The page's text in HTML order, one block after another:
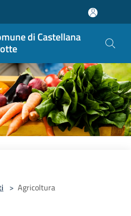
di Castellana
> Agricoltura